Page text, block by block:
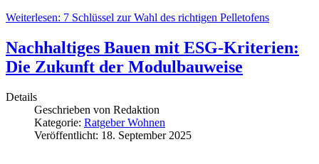
Weiterlesen: 7 Schlüssel zur Wahl des richtigen Pelletofens
Nachhaltiges Bauen mit ESG-Kriterien:
Die Zukunft der Modulbauweise
Details
Geschrieben von Redaktion
Kategorie: Ratgeber Wohnen
Veröffentlicht: 18. September 2025